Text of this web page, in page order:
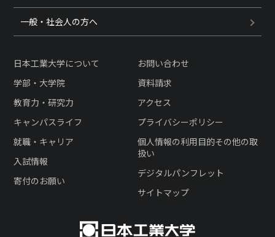
一般・社会人の方へ
日本工業大学について
学部・大学院
教育力・研究力
キャンパスライフ
就職・キャリア
入試情報
寄付のお願い
お問い合わせ
資料請求
アクセス
プライバシーポリシー
個人情報の利用目的その他の取
扱い
デジタルパンフレット
サイトマップ